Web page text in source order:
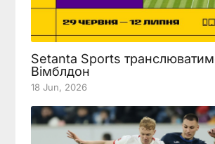
Setanta Sports
Вімблдон
18 Jun, 2026